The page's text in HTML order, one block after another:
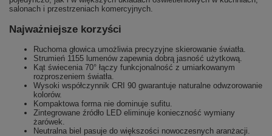
salonach i przestrzeniach komercyjnych.
Najważniejsze korzyści
Ruchoma głowica umożliwia precyzyjne skierowanie światła.
Strumień 1155 lumenów zapewnia dobrą jasność użytkową.
Kąt świecenia 70° łączy funkcjonalność z umiarkowanym
rozproszeniem światła.
Wysoki współczynnik CRI 90 gwarantuje naturalne odwzorowanie
kolorów.
Kompaktowa forma nie dominuje sufitu.
Zintegrowane źródło LED eliminuje konieczność wymiany
żarówek.
Neutralna biel pasuje do większości nowoczesnych aranżacji.